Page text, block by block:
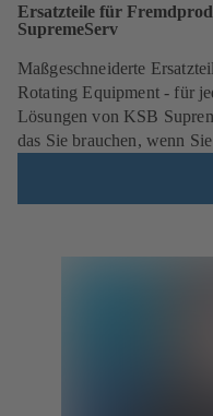
Ersatzteile für
SupremeServ
Maßgeschneiderte
Rotating Equipment - für
Lösungen von KSB
das Sie brauchen, wenn